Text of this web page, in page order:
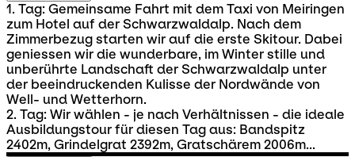
1. Tag: Gemeinsame Fahrt mit dem Taxi von Meiringen
zum Hotel auf der Schwarzwaldalp. Nach dem
Zimmerbezug starten wir auf die erste Skitour. Dabei
geniessen wir die wunderbare, im Winter stille und
unberührte Landschaft der Schwarzwaldalp unter
der beeindruckenden Kulisse der Nordwände von
Well- und Wetterhorn.
2. Tag: Wir wählen - je nach Verhältnissen - die ideale
Ausbildungstour für diesen Tag aus: Bandspitz
2402m, Grindelgrat 2392m, Gratschärem 2006m...